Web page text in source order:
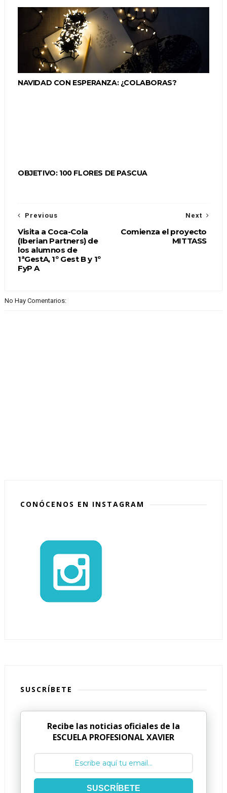
NAVIDAD CON ESPERANZA: ¿COLABORAS?
OBJETIVO: 100 FLORES DE PASCUA
Next
Comienza el proyecto
MITTASS
Previous
Visita a Coca-Cola
(Iberian Partners) de
los alumnos de
1ªGestA, 1º Gest B y 1º
FyP A
No Hay Comentarios:
CONÓCENOS EN INSTAGRAM
SUSCRÍBETE
Recibe las noticias oficiales de la
ESCUELA PROFESIONAL XAVIER
SUSCRÍBETE